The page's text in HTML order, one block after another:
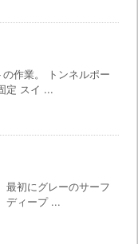
作業。 トンネルポー
定 スイ ...
最初にグレーのサーフ
ディープ ...